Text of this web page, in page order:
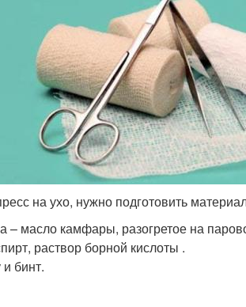
на ухо, нужно подготовить
– масло камфары, разогретое на
раствор борной кислоты .
бинт.